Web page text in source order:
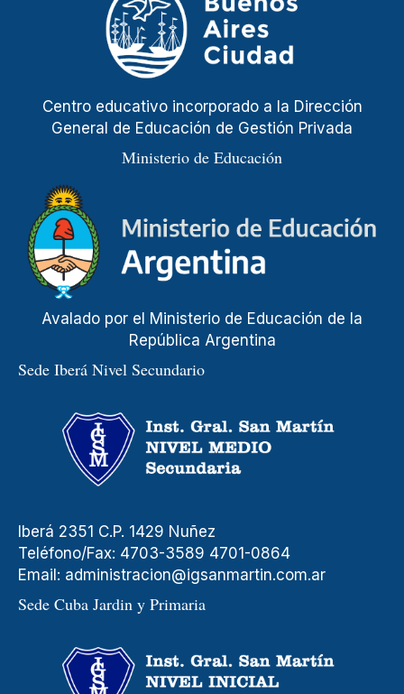
Centro educativo incorporado a la Dirección
General de Educación de Gestión Privada
Ministerio de Educación
Avalado por el Ministerio de Educación de la
República Argentina
Sede Iberá Nivel Secundario
Iberá 2351 C.P. 1429 Nuñez
Teléfono/Fax: 4703-3589 4701-0864
Email: administracion@igsanmartin.com.ar
Sede Cuba Jardin y Primaria